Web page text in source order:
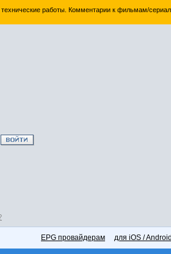
технические работы. Комментарии к фильмам/
EPG провайдерам для iOS /